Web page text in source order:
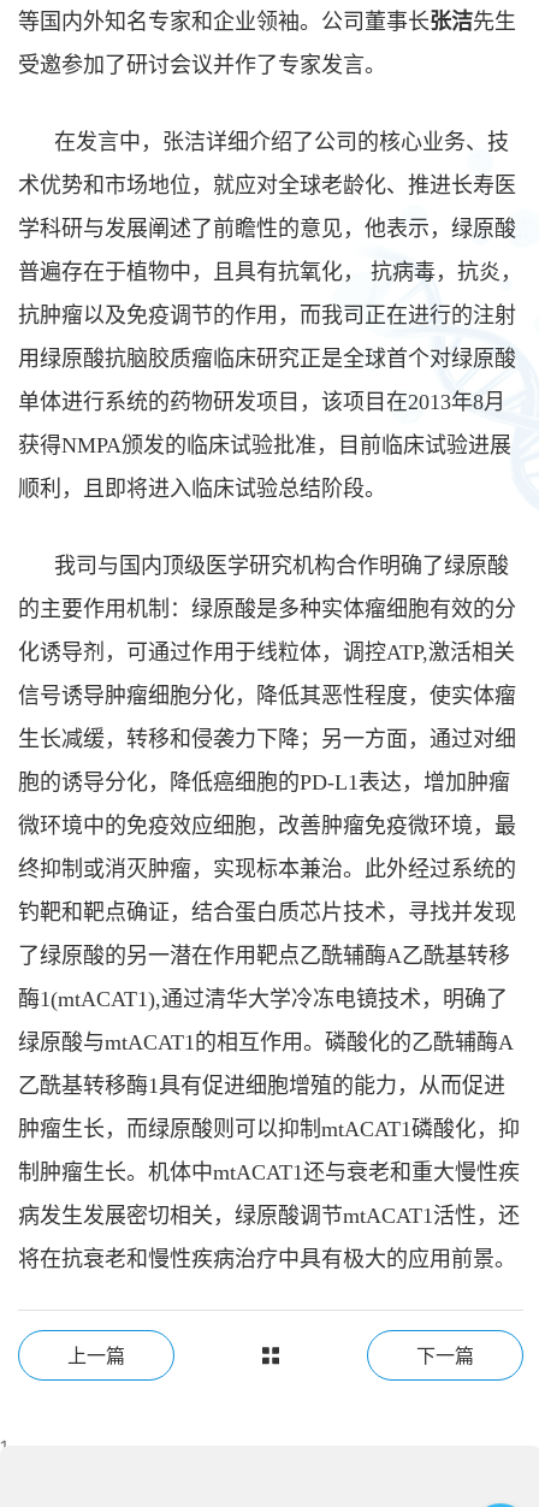
等国内外知名专家和企业领袖。公司董事长张洁先生
受邀参加了研讨会议并作了专家发言。
在发言中，张洁详细介绍了公司的核心业务、技
术优势和市场地位，就应对全球老龄化、推进长寿医
学科研与发展阐述了前瞻性的意见，他表示，绿原酸
普遍存在于植物中，且具有抗氧化， 抗病毒，抗炎，
抗肿瘤以及免疫调节的作用，而我司正在进行的注射
用绿原酸抗脑胶质瘤临床研究正是全球首个对绿原酸
单体进行系统的药物研发项目，该项目在2013年8月
获得NMPA颁发的临床试验批准，目前临床试验进展
顺利，且即将进入临床试验总结阶段。
我司与国内顶级医学研究机构合作明确了绿原酸
的主要作用机制：绿原酸是多种实体瘤细胞有效的分
化诱导剂，可通过作用于线粒体，调控ATP,激活相关
信号诱导肿瘤细胞分化，降低其恶性程度，使实体瘤
生长减缓，转移和侵袭力下降；另一方面，通过对细
胞的诱导分化，降低癌细胞的PD-L1表达，增加肿瘤
微环境中的免疫效应细胞，改善肿瘤免疫微环境，最
终抑制或消灭肿瘤，实现标本兼治。此外经过系统的
钓靶和靶点确证，结合蛋白质芯片技术，寻找并发现
了绿原酸的另一潜在作用靶点乙酰辅酶A乙酰基转移
酶1(mtACAT1),通过清华大学冷冻电镜技术，明确了
绿原酸与mtACAT1的相互作用。磷酸化的乙酰辅酶A
乙酰基转移酶1具有促进细胞增殖的能力，从而促进
肿瘤生长，而绿原酸则可以抑制mtACAT1磷酸化，抑
制肿瘤生长。机体中mtACAT1还与衰老和重大慢性疾
病发生发展密切相关，绿原酸调节mtACAT1活性，还
将在抗衰老和慢性疾病治疗中具有极大的应用前景。
上一篇 下一篇
1